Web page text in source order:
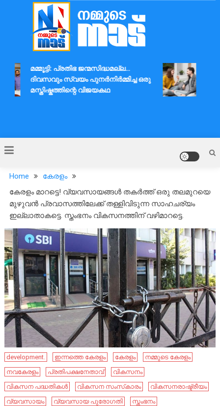
Nammude Naadu
മമ്മൂട്ടി: പ്രതിഭ ജന്മസിദ്ധമല്ല…
ദിവസവും സ്വയം പുനർനിർമ്മിച്ച ഒരു
മസ്തിഷ്കത്തിന്റെ വിജയകഥ
Home
കേരളം
കേരളം മാറട്ടെ! വ്യവസായങ്ങൾ തകർത്ത് ഒരു തലമുറയെ
മുഴുവൻ പ്രവാസത്തിലേക്ക് തള്ളിവിടുന്ന സാഹചര്യം
ഇല്ലാതാകട്ടെ. സ്തംഭനം വികസനത്തിന് വഴിമാറട്ടെ.
development. ഇന്നത്തെ കേരളം കേരളം
നമ്മുടെ കേരളം
നവകേരളം
പ്രതിപക്ഷനേതാവ്
വികസനം
വികസന പദ്ധതികള്‍
വികസന സംസ്‌കാരം
വികസനരാഷ്ട്രീയം
വ്യവസായം
വ്യവസായ പുരോഗതി സ്തംഭനം